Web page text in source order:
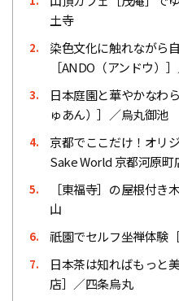
土寺
2.
染色文化に触れながら
［ANDO（アンドウ）
3.
日本庭園と華やかなわ
ゅあん）］／烏丸御池
4.
京都でここだけ！オリ
Sake World 京都河原
5.
［東福寺］の屋根付き
山
6. 祇園でセルフ坐禅体験
7.
日本茶は知ればもっと
店］／四条烏丸